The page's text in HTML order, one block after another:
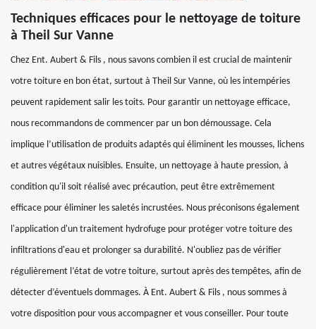
Techniques efficaces pour le nettoyage de toiture
à Theil Sur Vanne
Chez Ent. Aubert & Fils , nous savons combien il est crucial de maintenir
votre toiture en bon état, surtout à Theil Sur Vanne, où les intempéries
peuvent rapidement salir les toits. Pour garantir un nettoyage efficace,
nous recommandons de commencer par un bon démoussage. Cela
implique l’utilisation de produits adaptés qui éliminent les mousses, lichens
et autres végétaux nuisibles. Ensuite, un nettoyage à haute pression, à
condition qu'il soit réalisé avec précaution, peut être extrêmement
efficace pour éliminer les saletés incrustées. Nous préconisons également
l'application d'un traitement hydrofuge pour protéger votre toiture des
infiltrations d'eau et prolonger sa durabilité. N'oubliez pas de vérifier
régulièrement l’état de votre toiture, surtout après des tempêtes, afin de
détecter d’éventuels dommages. À Ent. Aubert & Fils , nous sommes à
votre disposition pour vous accompagner et vous conseiller. Pour toute